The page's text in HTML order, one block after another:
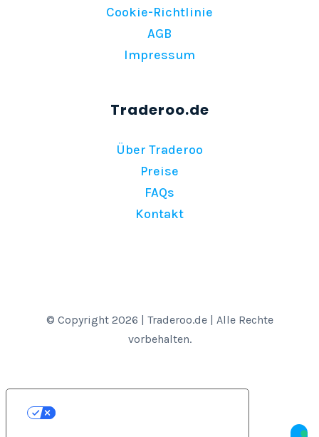
Cookie-Richtlinie
AGB
Impressum
Über Traderoo
Preise
FAQs
Kontakt
© Copyright 2026 | Traderoo.de | Alle Rechte
vorbehalten.
Ihre Datenschutzeinstellungen